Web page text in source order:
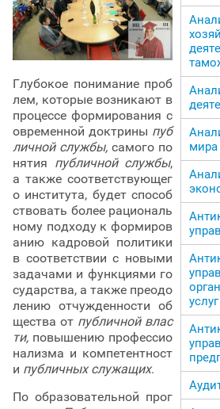
Глубокое понимание проб
лем, которые возникают в
процессе формирования с
овременной доктрины пуб
личной службы, самого по
нятия публичной службы,
а также соответствующег
о института, будет способ
ствовать более рациональ
ному подходу к формиров
анию кадровой политики
в соответствии с новыми
задачами и функциями го
сударства, а также преодо
лению отчужденности об
щества от публичной влас
ти, повышению профессио
нализма и компетентност
и публичных служащих.
По образовательной прог
мира
услуг